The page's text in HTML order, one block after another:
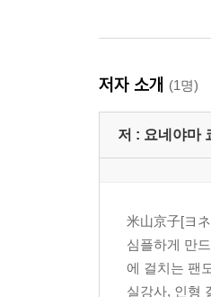
저자 소개 (1명)
저 : 요네야마
米山京子[ヨ
심플하게 만
에 걸치는 팬
실강사, 인형